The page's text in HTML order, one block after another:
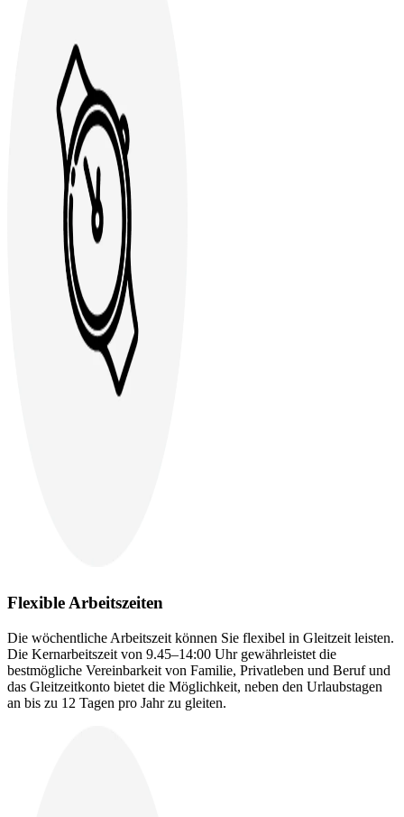
Flexible Arbeitszeiten
Die wöchentliche Arbeitszeit können Sie flexibel in Gleitzeit leisten.
Die Kernarbeitszeit von 9.45–14:00 Uhr gewährleistet die
bestmögliche Vereinbarkeit von Familie, Privatleben und Beruf und
das Gleitzeitkonto bietet die Möglichkeit, neben den Urlaubstagen
an bis zu 12 Tagen pro Jahr zu gleiten.